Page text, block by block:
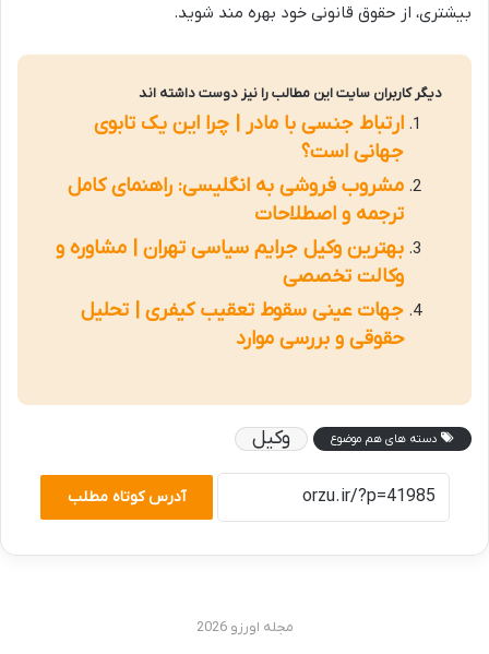
بیشتری، از حقوق قانونی خود بهره مند شوید.
دیگر کاربران سایت این مطالب را نیز دوست داشته اند
ارتباط جنسی با مادر | چرا این یک تابوی
جهانی است؟
مشروب فروشی به انگلیسی: راهنمای کامل
ترجمه و اصطلاحات
بهترین وکیل جرایم سیاسی تهران | مشاوره و
وکالت تخصصی
جهات عینی سقوط تعقیب کیفری | تحلیل
حقوقی و بررسی موارد
دسته های هم موضوع وکیل
آدرس کوتاه مطلب
مجله اورزو 2026